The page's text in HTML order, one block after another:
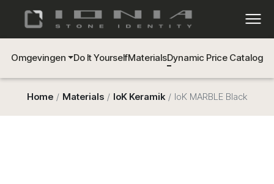
Omgevingen Do It YourselfMaterialsDynamic Price Catalog
Home Materials IoK Keramik IoK MARBLE Black